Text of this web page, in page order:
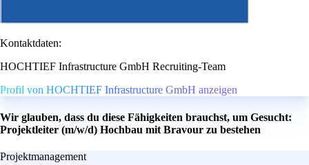
Kontaktdaten:
HOCHTIEF Infrastructure GmbH Recruiting-Team
Profil von HOCHTIEF Infrastructure GmbH anzeigen
Wir glauben, dass du diese Fähigkeiten brauchst, um Gesucht:
Projektleiter (m/w/d) Hochbau mit Bravour zu bestehen
Projektmanagement